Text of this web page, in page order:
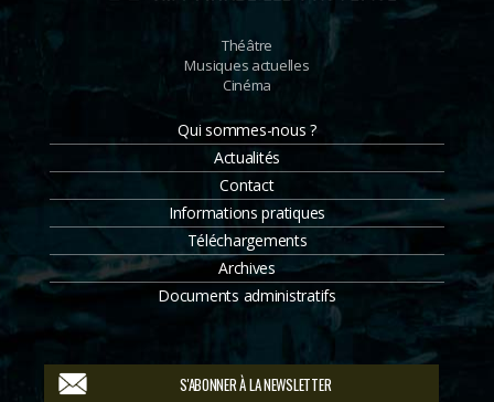
Théâtre
Musiques actuelles
Cinéma
Qui sommes-nous ?
Actualités
Contact
Informations pratiques
Téléchargements
Archives
Documents administratifs
S'ABONNER À LA NEWSLETTER